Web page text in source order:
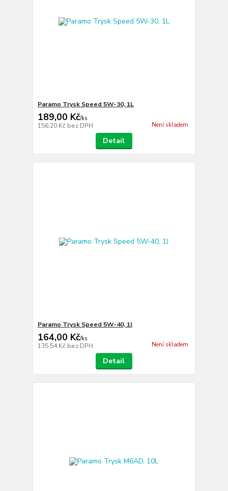
Paramo Trysk Speed 5W-30, 1L
189,00 Kč/ks
156,20 Kč bez DPH Není skladem
Detail
Paramo Trysk Speed 5W-40, 1l
164,00 Kč/ks
135,54 Kč bez DPH Není skladem
Detail